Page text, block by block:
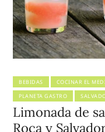
BEBIDAS COCINAR EL
PLANETA GASTRO
Limonada de
Roca y